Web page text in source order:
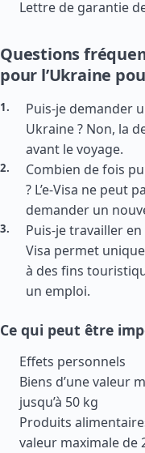
Lettre de garantie
Questions
pour l’Ukraine
Puis-je demander
Ukraine ? Non, la
avant le voyage.
Combien de fois
? L’e-Visa ne peut
demander un
Puis-je travailler en
Visa permet
à des fins
un emploi.
Ce qui peut être
Effets personnels
Biens d’une valeur
jusqu’à 50 kg
Produits
valeur maximale de